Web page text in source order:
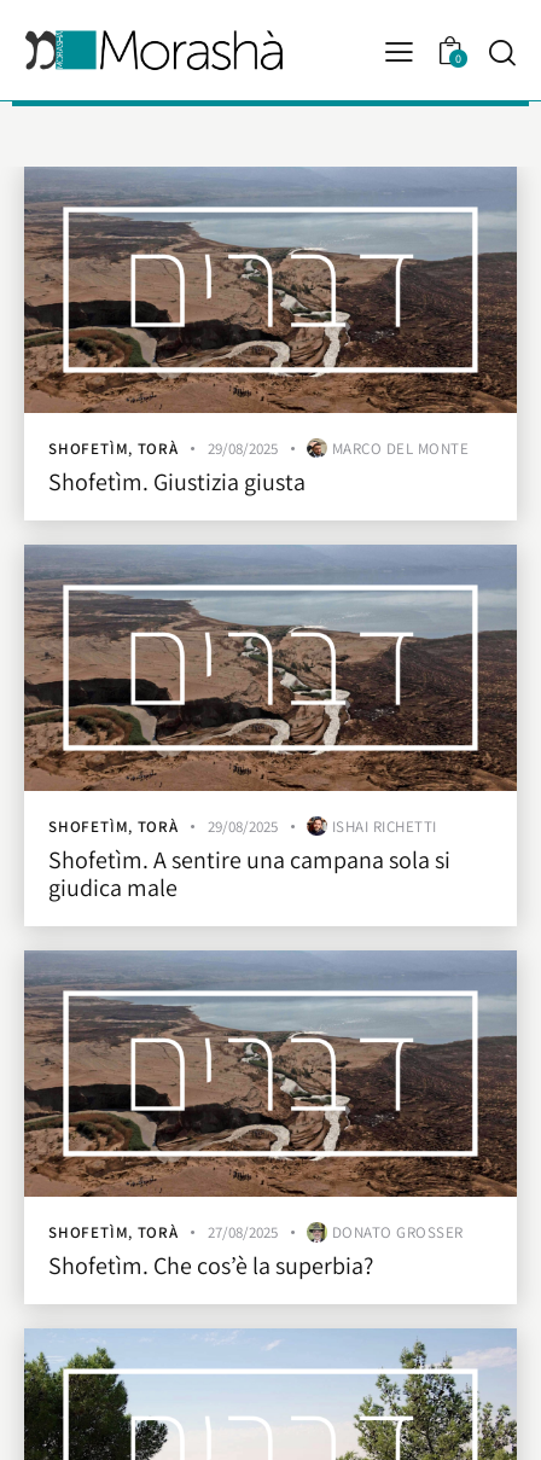
0
SHOFETÌM, TORÀ 29/08/2025 MARCO DEL MONTE
Shofetìm. Giustizia giusta
SHOFETÌM, TORÀ 29/08/2025 ISHAI RICHETTI
Shofetìm. A sentire una campana sola si
giudica male
SHOFETÌM, TORÀ 27/08/2025 DONATO GROSSER
Shofetìm. Che cos’è la superbia?